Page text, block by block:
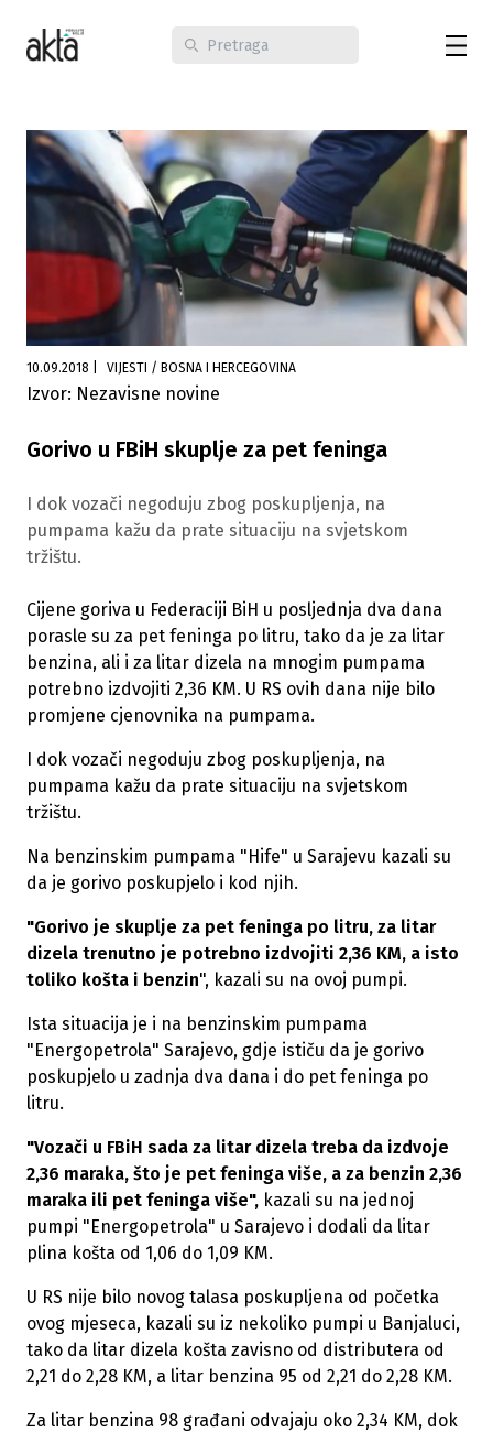
10.09.2018 VIJESTI / BOSNA I HERCEGOVINA
Izvor: Nezavisne novine
Gorivo u FBiH skuplje za pet feninga
I dok vozači negoduju zbog poskupljenja, na
pumpama kažu da prate situaciju na svjetskom
tržištu.
Cijene goriva u Federaciji BiH u posljednja dva dana
porasle su za pet feninga po litru, tako da je za litar
benzina, ali i za litar dizela na mnogim pumpama
potrebno izdvojiti 2,36 KM. U RS ovih dana nije bilo
promjene cjenovnika na pumpama.
I dok vozači negoduju zbog poskupljenja, na
pumpama kažu da prate situaciju na svjetskom
tržištu.
Na benzinskim pumpama "Hife" u Sarajevu kazali su
da je gorivo poskupjelo i kod njih.
"Gorivo je skuplje za pet feninga po litru, za litar
dizela trenutno je potrebno izdvojiti 2,36 KM, a isto
toliko košta i benzin", kazali su na ovoj pumpi.
Ista situacija je i na benzinskim pumpama
"Energopetrola" Sarajevo, gdje ističu da je gorivo
poskupjelo u zadnja dva dana i do pet feninga po
litru.
"Vozači u FBiH sada za litar dizela treba da izdvoje
2,36 maraka, što je pet feninga više, a za benzin 2,36
maraka ili pet feninga više", kazali su na jednoj
pumpi "Energopetrola" u Sarajevo i dodali da litar
plina košta od 1,06 do 1,09 KM.
U RS nije bilo novog talasa poskupljena od početka
ovog mjeseca, kazali su iz nekoliko pumpi u Banjaluci,
tako da litar dizela košta zavisno od distributera od
2,21 do 2,28 KM, a litar benzina 95 od 2,21 do 2,28 KM.
Za litar benzina 98 građani odvajaju oko 2,34 KM, dok